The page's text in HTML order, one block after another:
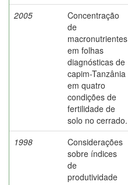
2005
Concentração
de
macronutrientes
em folhas
diagnósticas de
capim-Tanzânia
em quatro
condições de
fertilidade de
solo no cerrado.
1998
Considerações
sobre índices
de
produtividade